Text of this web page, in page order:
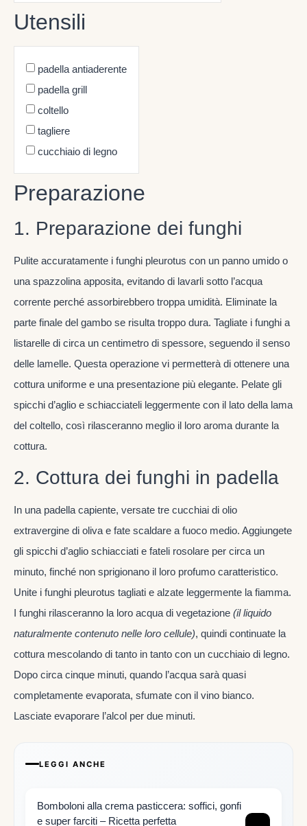
Utensili
padella antiaderente
padella grill
coltello
tagliere
cucchiaio di legno
Preparazione
1. Preparazione dei funghi
Pulite accuratamente i funghi pleurotus con un panno umido o
una spazzolina apposita, evitando di lavarli sotto l’acqua
corrente perché assorbirebbero troppa umidità. Eliminate la
parte finale del gambo se risulta troppo dura. Tagliate i funghi a
listarelle di circa un centimetro di spessore, seguendo il senso
delle lamelle. Questa operazione vi permetterà di ottenere una
cottura uniforme e una presentazione più elegante. Pelate gli
spicchi d’aglio e schiacciateli leggermente con il lato della lama
del coltello, così rilasceranno meglio il loro aroma durante la
cottura.
2. Cottura dei funghi in padella
In una padella capiente, versate tre cucchiai di olio
extravergine di oliva e fate scaldare a fuoco medio. Aggiungete
gli spicchi d’aglio schiacciati e fateli rosolare per circa un
minuto, finché non sprigionano il loro profumo caratteristico.
Unite i funghi pleurotus tagliati e alzate leggermente la fiamma.
I funghi rilasceranno la loro acqua di vegetazione (il liquido
naturalmente contenuto nelle loro cellule), quindi continuate la
cottura mescolando di tanto in tanto con un cucchiaio di legno.
Dopo circa cinque minuti, quando l’acqua sarà quasi
completamente evaporata, sfumate con il vino bianco.
Lasciate evaporare l’alcol per due minuti.
LEGGI ANCHE
Bomboloni alla crema pasticcera: soffici, gonfi
e super farciti – Ricetta perfetta